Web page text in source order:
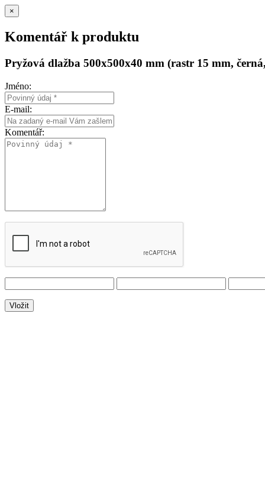
×
Komentář k produktu
Pryžová dlažba 500x500x40 mm (rastr 15 mm,
Jméno:
E-mail:
Komentář: